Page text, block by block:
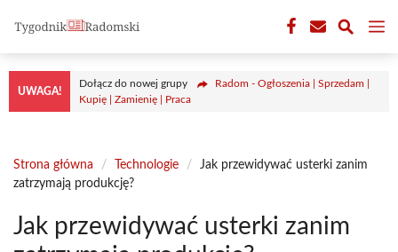
treści
UWAGA!
Dołącz do nowej grupy
Radom - Ogłoszenia | Sprzedam |
Kupię | Zamienię | Praca
Strona główna / Technologie /
Jak przewidywać usterki zanim
zatrzymają produkcję?
Jak przewidywać usterki zanim